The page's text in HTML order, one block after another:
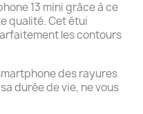
13 mini grâce à ce
qualité. Cet étui
les contours
des rayures
durée de vie, ne vous